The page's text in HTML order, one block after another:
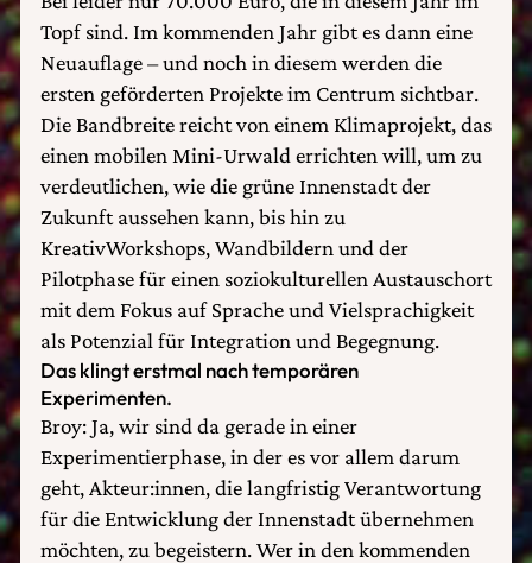
Topf sind. Im kommenden Jahr gibt es dann eine
Neuauflage – und noch in diesem werden die
ersten geförderten Projekte im Centrum sichtbar.
Die Bandbreite reicht von einem Klimaprojekt, das
einen mobilen Mini-Urwald errichten will, um zu
verdeutlichen, wie die grüne Innenstadt der
Zukunft aussehen kann, bis hin zu
KreativWorkshops, Wandbildern und der
Pilotphase für einen soziokulturellen Austauschort
mit dem Fokus auf Sprache und Vielsprachigkeit
als Potenzial für Integration und Begegnung.
Das klingt erstmal nach temporären
Experimenten.
Broy: Ja, wir sind da gerade in einer
Experimentierphase, in der es vor allem darum
geht, Akteur:innen, die langfristig Verantwortung
für die Entwicklung der Innenstadt übernehmen
möchten, zu begeistern. Wer in den kommenden